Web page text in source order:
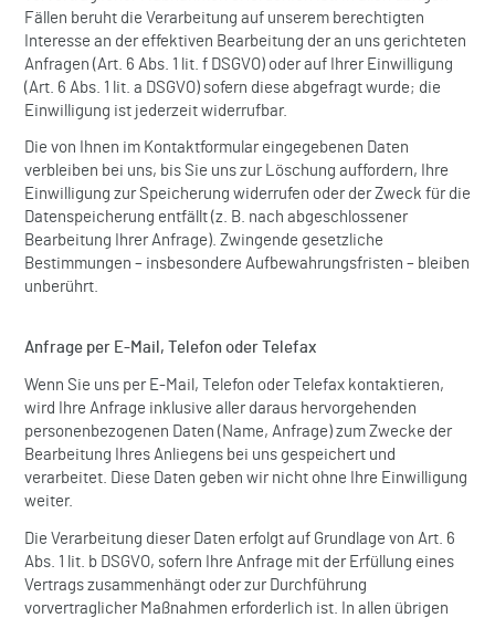
Fällen beruht die Verarbeitung auf unserem berechtigten
Interesse an der effektiven Bearbeitung der an uns gerichteten
Anfragen (Art. 6 Abs. 1 lit. f DSGVO) oder auf Ihrer Einwilligung
(Art. 6 Abs. 1 lit. a DSGVO) sofern diese abgefragt wurde; die
Einwilligung ist jederzeit widerrufbar.
Die von Ihnen im Kontaktformular eingegebenen Daten
verbleiben bei uns, bis Sie uns zur Löschung auffordern, Ihre
Einwilligung zur Speicherung widerrufen oder der Zweck für die
Datenspeicherung entfällt (z. B. nach abgeschlossener
Bearbeitung Ihrer Anfrage). Zwingende gesetzliche
Bestimmungen – insbesondere Aufbewahrungsfristen – bleiben
unberührt.
Anfrage per E-Mail, Telefon oder Telefax
Wenn Sie uns per E-Mail, Telefon oder Telefax kontaktieren,
wird Ihre Anfrage inklusive aller daraus hervorgehenden
personenbezogenen Daten (Name, Anfrage) zum Zwecke der
Bearbeitung Ihres Anliegens bei uns gespeichert und
verarbeitet. Diese Daten geben wir nicht ohne Ihre Einwilligung
weiter.
Die Verarbeitung dieser Daten erfolgt auf Grundlage von Art. 6
Abs. 1 lit. b DSGVO, sofern Ihre Anfrage mit der Erfüllung eines
Vertrags zusammenhängt oder zur Durchführung
vorvertraglicher Maßnahmen erforderlich ist. In allen übrigen